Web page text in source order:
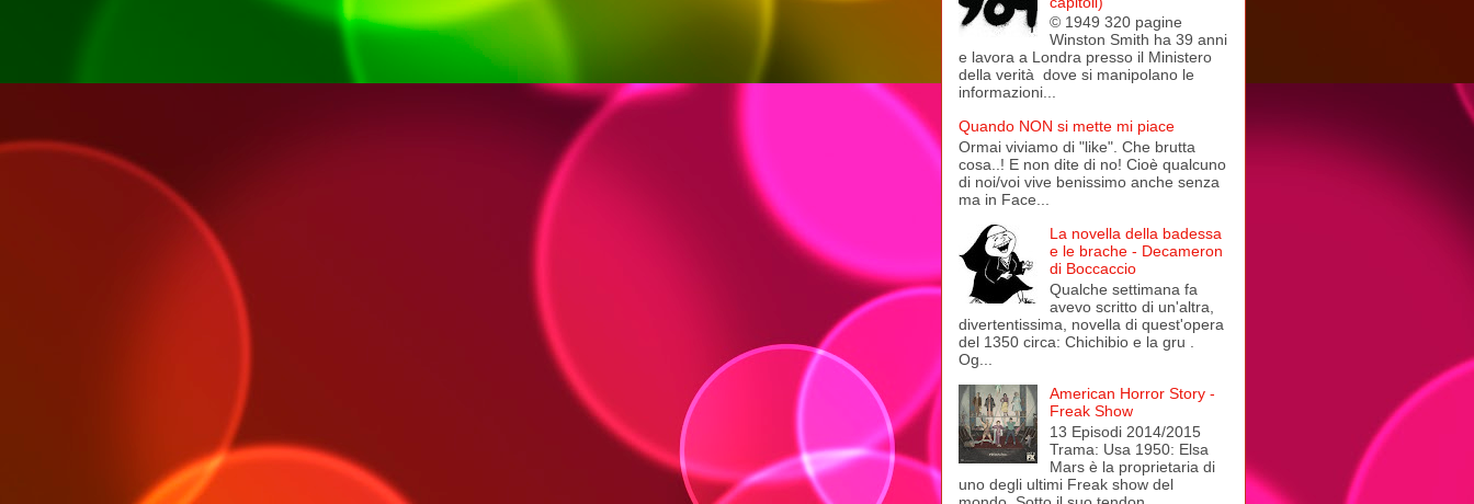
© 1949 320 pagine
Winston Smith ha 39 anni
e lavora a Londra presso il Ministero
della verità dove si manipolano le
informazioni...
Quando NON si mette mi piace
Ormai viviamo di "like". Che brutta
cosa..! E non dite di no! Cioè qualcuno
di noi/voi vive benissimo anche senza
ma in Face...
La novella della badessa
e le brache - Decameron
di Boccaccio
Qualche settimana fa
avevo scritto di un'altra,
divertentissima, novella di quest'opera
del 1350 circa: Chichibio e la gru .
Og...
American Horror Story -
Freak Show
13 Episodi 2014/2015
Trama: Usa 1950: Elsa
Mars è la proprietaria di
uno degli ultimi Freak show del